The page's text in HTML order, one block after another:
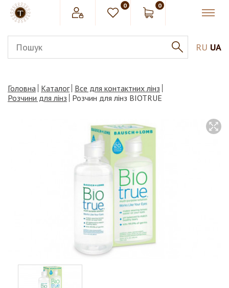
0 0
RU UA
Головна Каталог Все для контактних лінз
Розчини для лінз Розчин для лінз BIOTRUE